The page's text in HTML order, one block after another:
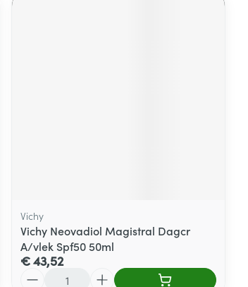
Vichy
Vichy Neovadiol Magistral Dagcr
A/vlek Spf50 50ml
€ 43,52